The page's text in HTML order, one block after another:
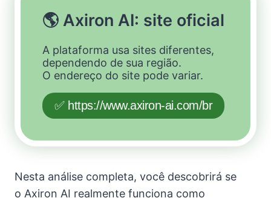
🌎 Axiron AI: site oficial
A plataforma usa sites diferentes,
dependendo de sua região.
O endereço do site pode variar.
✅ https://www.axiron-ai.com/br
Nesta análise completa, você descobrirá se
o Axiron AI realmente funciona como